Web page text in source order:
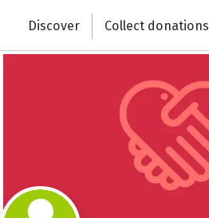
Change the world with your donation
Discover Collect donations